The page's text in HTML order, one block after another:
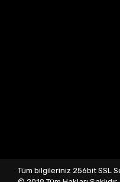
Tüm bilgileriniz 256bit SSL